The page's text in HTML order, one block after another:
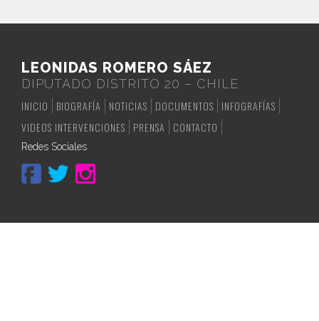
LEONIDAS ROMERO SÁEZ
DIPUTADO DISTRITO 20 – CHILE
INICIO
BIOGRAFÍA NOTICIAS DOCUMENTOS
INFOGRAFÍAS
VIDEOS INTERVENCIONES
PRENSA CONTACTO
Redes Sociales